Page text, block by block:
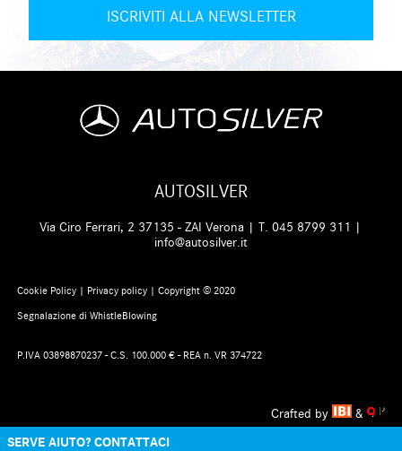
SERVE AIUTO? CONTATTACI
AUTOSILVER
Via Ciro Ferrari, 2 37135 - ZAI Verona | T.045 8799 311 |
info@autosilver.it
Cookie Policy | Privacy policy| Copyright © 2020
Segnalazione di WhistleBlowing
P.IVA 03898870237 - C.S. 100.000 € - REA n. VR 374722
Crafted by &